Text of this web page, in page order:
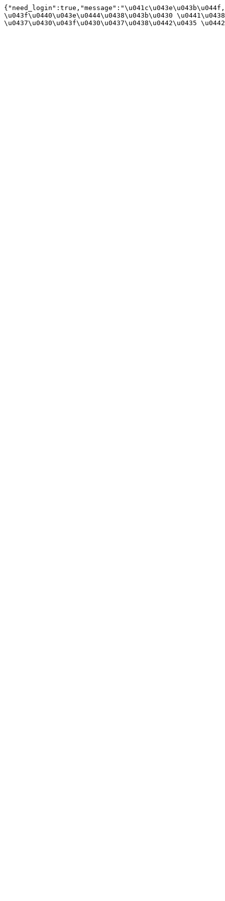
{"need_login":true,"message":"\u041c\u043e\u043b\u044f,
\u043f\u0440\u043e\u0444\u0438\u043b\u0430
\u0437\u0430\u043f\u0430\u0437\u0438\u0442\u0435